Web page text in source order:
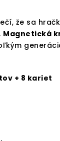
že sa
Magnetická
+ 8 kariet